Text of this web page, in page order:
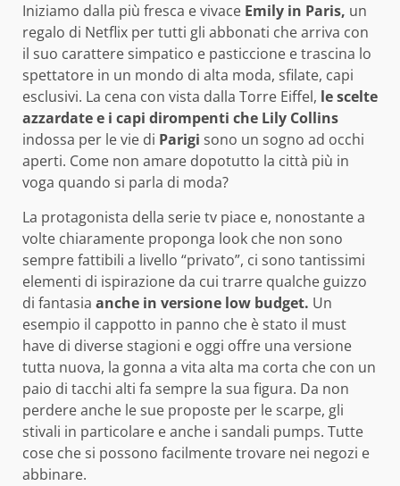
Iniziamo dalla più fresca e vivace Emily in Paris, un
regalo di Netflix per tutti gli abbonati che arriva con
il suo carattere simpatico e pasticcione e trascina lo
spettatore in un mondo di alta moda, sfilate, capi
esclusivi. La cena con vista dalla Torre Eiffel, le scelte
azzardate e i capi dirompenti che Lily Collins
indossa per le vie di Parigi sono un sogno ad occhi
aperti. Come non amare dopotutto la città più in
voga quando si parla di moda?
La protagonista della serie tv piace e, nonostante a
volte chiaramente proponga look che non sono
sempre fattibili a livello “privato”, ci sono tantissimi
elementi di ispirazione da cui trarre qualche guizzo
di fantasia anche in versione low budget. Un
esempio il cappotto in panno che è stato il must
have di diverse stagioni e oggi offre una versione
tutta nuova, la gonna a vita alta ma corta che con un
paio di tacchi alti fa sempre la sua figura. Da non
perdere anche le sue proposte per le scarpe, gli
stivali in particolare e anche i sandali pumps. Tutte
cose che si possono facilmente trovare nei negozi e
abbinare.